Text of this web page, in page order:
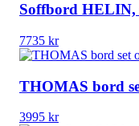
Soffbord HELIN,
7735 kr
THOMAS bord
3995 kr